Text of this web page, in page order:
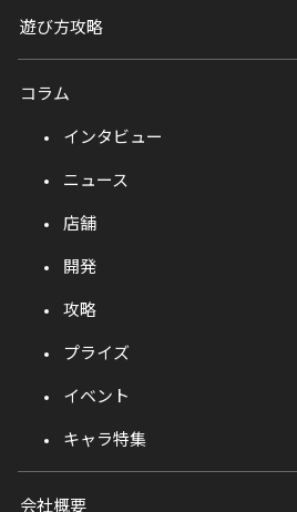
遊び方攻略
コラム
インタビュー
ニュース
店舗
開発
攻略
プライズ
イベント
キャラ特集
会社概要